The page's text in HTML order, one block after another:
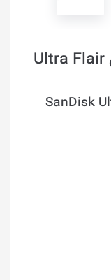
فلش مموری سن دیسک مدل Ultra Flair
SanDisk